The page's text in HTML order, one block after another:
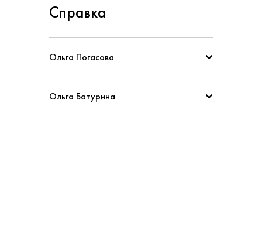
Справка
Ольга Погасова
Ольга Батурина